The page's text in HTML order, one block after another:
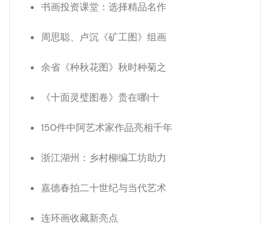
书画投资课堂：选择精品名作
周思聪、卢沉《矿工图》组画
余省《种秋花图》秋时种菊之
《十面灵璧图卷》贵在哪|十
150件中阿艺术家作品亮相千年
浙江湖州：乡村柳编工坊助力
嘉德春拍二十世纪与当代艺术
连环画收藏新亮点